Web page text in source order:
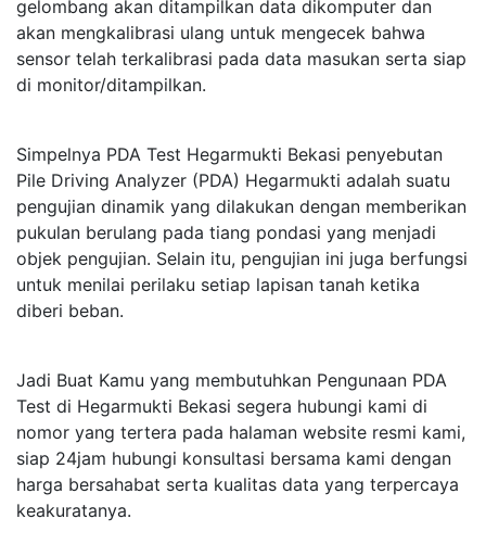
gelombang akan ditampilkan data dikomputer dan
akan mengkalibrasi ulang untuk mengecek bahwa
sensor telah terkalibrasi pada data masukan serta siap
di monitor/ditampilkan.
Simpelnya PDA Test Hegarmukti Bekasi penyebutan
Pile Driving Analyzer (PDA) Hegarmukti adalah suatu
pengujian dinamik yang dilakukan dengan memberikan
pukulan berulang pada tiang pondasi yang menjadi
objek pengujian. Selain itu, pengujian ini juga berfungsi
untuk menilai perilaku setiap lapisan tanah ketika
diberi beban.
Jadi Buat Kamu yang membutuhkan Pengunaan PDA
Test di Hegarmukti Bekasi segera hubungi kami di
nomor yang tertera pada halaman website resmi kami,
siap 24jam hubungi konsultasi bersama kami dengan
harga bersahabat serta kualitas data yang terpercaya
keakuratanya.